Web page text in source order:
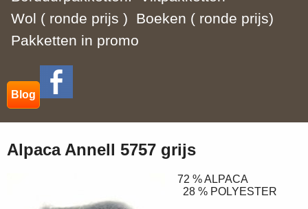
Wol ( ronde prijs )
Boeken ( ronde prijs)
Pakketten in promo
Blog
Alpaca Annell 5757 grijs
72 % ALPACA
28 % POLYESTER